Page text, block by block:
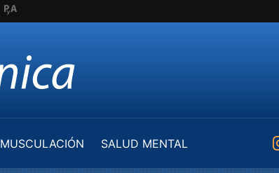
MUSCULACIÓN
SALUD MENTAL